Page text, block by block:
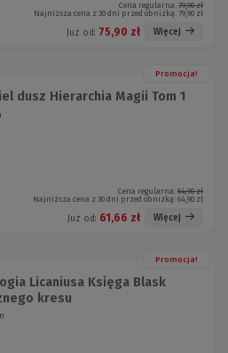
Cena regularna: 79,90 zł
Najniższa cena z 30 dni przed obniżką: 79,90 zł
Już od: 75,90 zł Więcej
Promocja!
dusz Hierarchia Magii Tom 1
Cena regularna: 64,90 zł
Najniższa cena z 30 dni przed obniżką: 64,90 zł
Już od: 61,66 zł Więcej
Promocja!
Licaniusa Księga Blask
kresu